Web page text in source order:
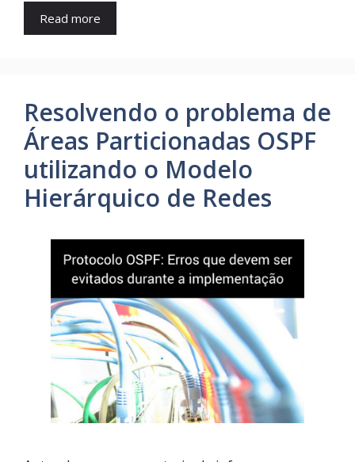
Read more
Resolvendo o problema de
Áreas Particionadas OSPF
utilizando o Modelo
Hierárquico de Redes